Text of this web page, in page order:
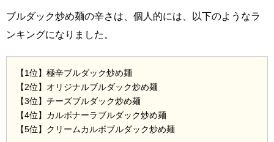
ブルダック炒め麺の辛さは、個人的には、以下のようなラ
ンキングになりました。
【1位】極辛ブルダック炒め麺
【2位】オリジナルブルダック炒め麺
【3位】チーズブルダック炒め麺
【4位】カルボナーラブルダック炒め麺
【5位】クリームカルボブルダック炒め麺